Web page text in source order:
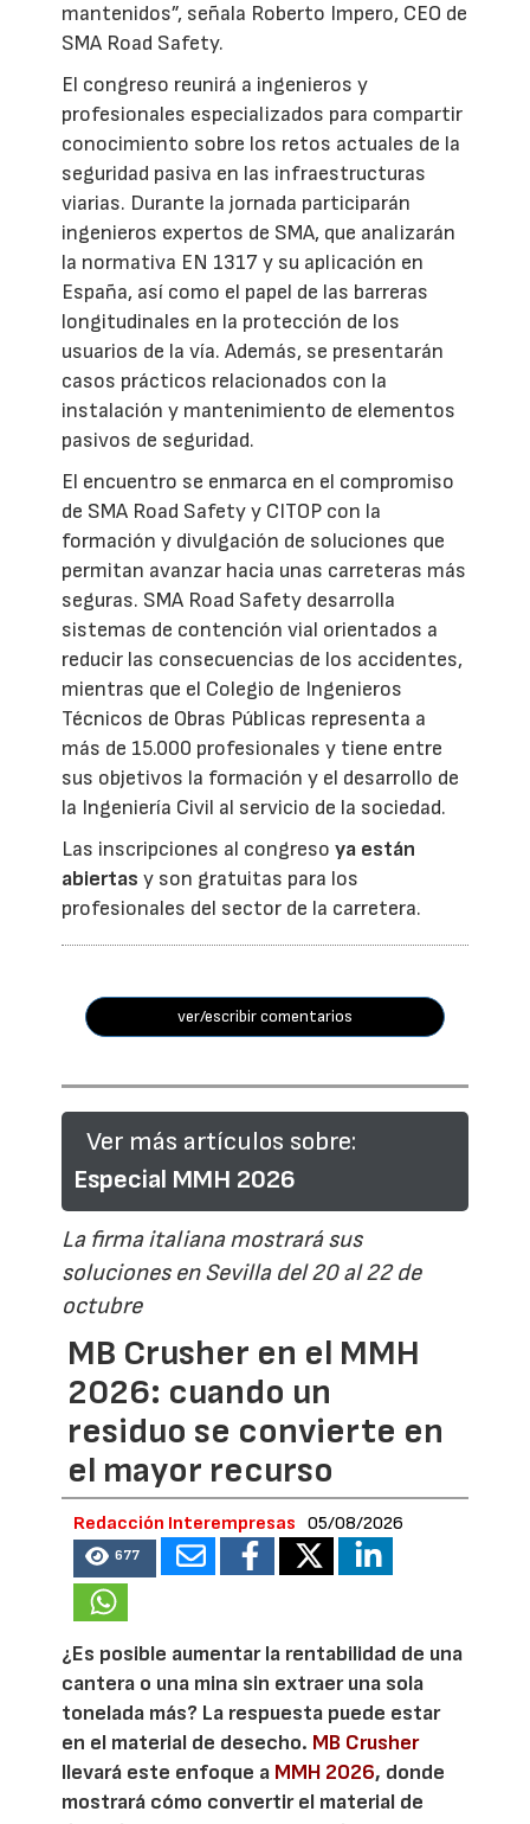
mantenidos”, señala Roberto Impero, CEO de
SMA Road Safety.
El congreso reunirá a ingenieros y
profesionales especializados para compartir
conocimiento sobre los retos actuales de la
seguridad pasiva en las infraestructuras
viarias. Durante la jornada participarán
ingenieros expertos de SMA, que analizarán
la normativa EN 1317 y su aplicación en
España, así como el papel de las barreras
longitudinales en la protección de los
usuarios de la vía. Además, se presentarán
casos prácticos relacionados con la
instalación y mantenimiento de elementos
pasivos de seguridad.
El encuentro se enmarca en el compromiso
de SMA Road Safety y CITOP con la
formación y divulgación de soluciones que
permitan avanzar hacia unas carreteras más
seguras. SMA Road Safety desarrolla
sistemas de contención vial orientados a
reducir las consecuencias de los accidentes,
mientras que el Colegio de Ingenieros
Técnicos de Obras Públicas representa a
más de 15.000 profesionales y tiene entre
sus objetivos la formación y el desarrollo de
la Ingeniería Civil al servicio de la sociedad.
Las inscripciones al congresoya están
abiertas y son gratuitas para los
profesionales del sector de la carretera.
ver/escribir comentarios
Ver más artículos sobre:
Especial MMH 2026
La firma italiana mostrará sus
soluciones en Sevilla del 20 al 22 de
octubre
MB Crusher en el MMH
2026: cuando un
residuo se convierte en
el mayor recurso
Redacción Interempresas 05/08/2026
677
¿Es posible aumentar la rentabilidad de una
cantera o una mina sin extraer una sola
tonelada más? La respuesta puede estar
en el material de desecho. MB Crusher
llevará este enfoque a MMH 2026, donde
mostrará cómo convertir el material de